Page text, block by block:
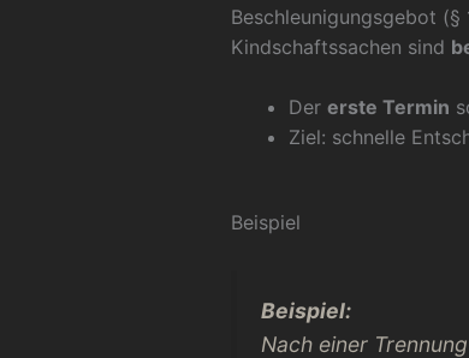
Beschleunigungsgebot (§
Kindschaftssachen sind
Der erste Termin
Ziel: schnelle
Beispiel
Beispiel:
Nach einer